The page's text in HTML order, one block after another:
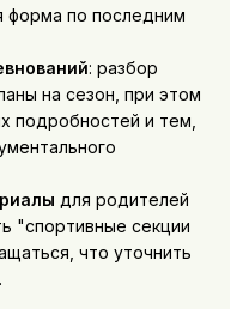
форма по последним
: разбор
на сезон, при этом
подробностей и тем,
для родителей
"спортивные секции
что уточнить